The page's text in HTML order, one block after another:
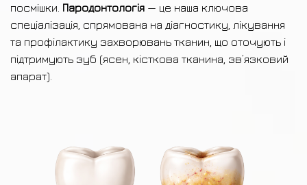
посмішки. Пародонтологія — це наша ключова
спеціалізація, спрямована на діагностику, лікування
та профілактику захворювань тканин, що оточують і
підтримують зуб (ясен, кісткова тканина, зв’язковий
апарат).